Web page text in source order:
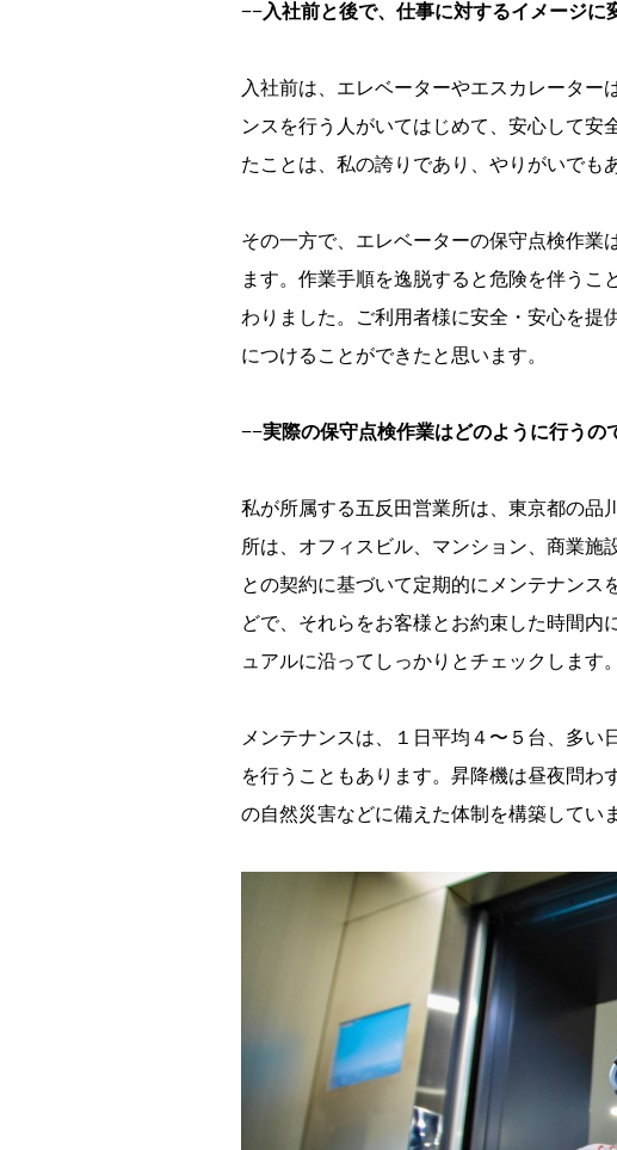
−−入社前と後で、仕事に対するイメージに
入社前は、エレベーターやエスカレータ
ンスを行う人がいてはじめて、安心して
たことは、私の誇りであり、やりがいでも
その一方で、エレベーターの保守点検作業
ます。作業手順を逸脱すると危険を伴う
わりました。ご利用者様に安全・安心を提
につけることができたと思います。
−−実際の保守点検作業はどのように行うの
私が所属する五反田営業所は、東京都の品
所は、オフィスビル、マンション、商業
との契約に基づいて定期的にメンテナン
どで、それらをお客様とお約束した時間
ュアルに沿ってしっかりとチェックします。
メンテナンスは、１日平均４〜５台、多
を行うこともあります。昇降機は昼夜問
の自然災害などに備えた体制を構築してい